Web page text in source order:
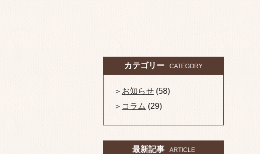
カテゴリー CATEGORY
お知らせ (58)
コラム (29)
最新記事 ARTICLE